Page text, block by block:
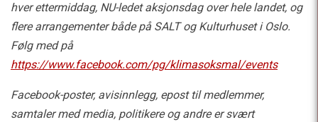
hver ettermiddag, NU-ledet aksjonsdag over hele landet, og
flere arrangementer både på SALT og Kulturhuset i Oslo.
Følg med på
https://www.facebook.com/pg/klimasoksmal/events
Facebook-poster, avisinnlegg, epost til medlemmer,
samtaler med media, politikere og andre er svært